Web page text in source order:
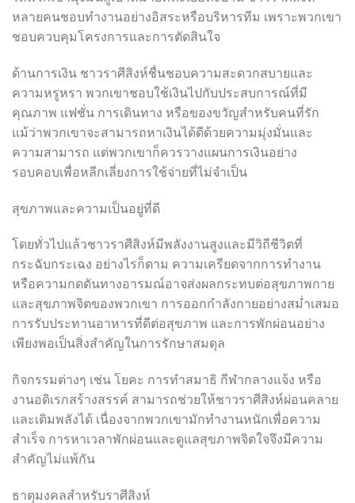
หลายคนชอบทำงานอย่างอิสระหรือบริหารทีม เพราะพวกเขา
ชอบควบคุมโครงการและการตัดสินใจ
ด้านการเงิน ชาวราศีสิงห์ชื่นชอบความสะดวกสบายและ
ความหรูหรา พวกเขาชอบใช้เงินไปกับประสบการณ์ที่มี
คุณภาพ แฟชั่น การเดินทาง หรือของขวัญสำหรับคนที่รัก
แม้ว่าพวกเขาจะสามารถหาเงินได้ดีด้วยความมุ่งมั่นและ
ความสามารถ แต่พวกเขาก็ควรวางแผนการเงินอย่าง
รอบคอบเพื่อหลีกเลี่ยงการใช้จ่ายที่ไม่จำเป็น
สุขภาพและความเป็นอยู่ที่ดี
โดยทั่วไปแล้วชาวราศีสิงห์มีพลังงานสูงและมีวิถีชีวิตที่
กระฉับกระเฉง อย่างไรก็ตาม ความเครียดจากการทำงาน
หรือความกดดันทางอารมณ์อาจส่งผลกระทบต่อสุขภาพกาย
และสุขภาพจิตของพวกเขา การออกกำลังกายอย่างสม่ำเสมอ
การรับประทานอาหารที่ดีต่อสุขภาพ และการพักผ่อนอย่าง
เพียงพอเป็นสิ่งสำคัญในการรักษาสมดุล
กิจกรรมต่างๆ เช่น โยคะ การทำสมาธิ กีฬากลางแจ้ง หรือ
งานอดิเรกสร้างสรรค์ สามารถช่วยให้ชาวราศีสิงห์ผ่อนคลาย
และเติมพลังได้ เนื่องจากพวกเขามักทำงานหนักเพื่อความ
สำเร็จ การหาเวลาพักผ่อนและดูแลสุขภาพจิตใจจึงมีความ
สำคัญไม่แพ้กัน
ธาตุมงคลสำหรับราศีสิงห์